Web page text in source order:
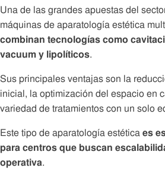
Una de las grandes apuestas del
máquinas de aparatología estética
combinan tecnologías como
vacuum y lipolíticos.
Sus principales ventajas son la
inicial, la optimización del espacio en
variedad de tratamientos con un solo
Este tipo de aparatología estéticaes
para centros que buscan
operativa.